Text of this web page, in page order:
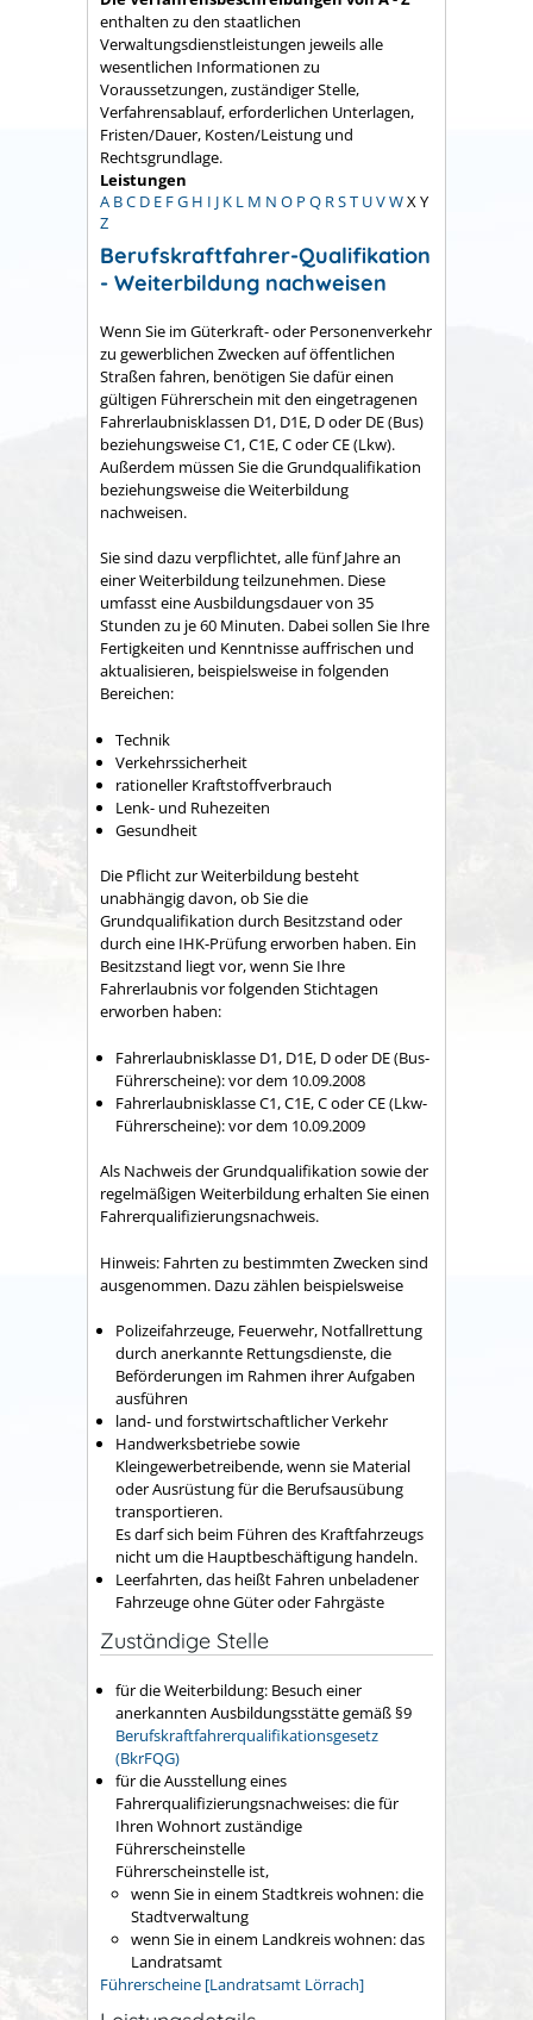
enthalten zu den staatlichen
Verwaltungsdienstleistungen jeweils alle
wesentlichen Informationen zu
Voraussetzungen, zuständiger Stelle,
Verfahrensablauf, erforderlichen Unterlagen,
Fristen/Dauer, Kosten/Leistung und
Rechtsgrundlage.
Leistungen
A BC D E FG H I J K L M N O P Q RST UVWX Y
Z
Berufskraftfahrer-Qualifikation
- Weiterbildung nachweisen
Wenn Sie im Güterkraft- oder Personenverkehr
zu gewerblichen Zwecken auf öffentlichen
Straßen fahren, benötigen Sie dafür einen
gültigen Führerschein mit den eingetragenen
Fahrerlaubnisklassen D1, D1E, D oder DE (Bus)
beziehungsweise C1, C1E, C oder CE (Lkw).
Außerdem müssen Sie die Grundqualifikation
beziehungsweise die Weiterbildung
nachweisen.
Sie sind dazu verpflichtet, alle fünf Jahre an
einer Weiterbildung teilzunehmen. Diese
umfasst eine Ausbildungsdauer von 35
Stunden zu je 60 Minuten. Dabei sollen Sie Ihre
Fertigkeiten und Kenntnisse auffrischen und
aktualisieren, beispielsweise in folgenden
Bereichen:
Technik
Verkehrssicherheit
rationeller Kraftstoffverbrauch
Lenk- und Ruhezeiten
Gesundheit
Die Pflicht zur Weiterbildung besteht
unabhängig davon, ob Sie die
Grundqualifikation durch Besitzstand oder
durch eine IHK-Prüfung erworben haben. Ein
Besitzstand liegt vor, wenn Sie Ihre
Fahrerlaubnis vor folgenden Stichtagen
erworben haben:
Fahrerlaubnisklasse D1, D1E, D oder DE (Bus-
Führerscheine): vor dem 10.09.2008
Fahrerlaubnisklasse C1, C1E, C oder CE (Lkw-
Führerscheine): vor dem 10.09.2009
Als Nachweis der Grundqualifikation sowie der
regelmäßigen Weiterbildung erhalten Sie einen
Fahrerqualifizierungsnachweis.
Hinweis: Fahrten zu bestimmten Zwecken sind
ausgenommen. Dazu zählen beispielsweise
Polizeifahrzeuge, Feuerwehr, Notfallrettung
durch anerkannte Rettungsdienste, die
Beförderungen im Rahmen ihrer Aufgaben
ausführen
land- und forstwirtschaftlicher Verkehr
Handwerksbetriebe sowie
Kleingewerbetreibende, wenn sie Material
oder Ausrüstung für die Berufsausübung
transportieren.
Es darf sich beim Führen des Kraftfahrzeugs
nicht um die Hauptbeschäftigung handeln.
Leerfahrten, das heißt Fahren unbeladener
Fahrzeuge ohne Güter oder Fahrgäste
Zuständige Stelle
für die Weiterbildung: Besuch einer
anerkannten Ausbildungsstätte gemäß §9
Berufskraftfahrerqualifikationsgesetz
(BkrFQG)
für die Ausstellung eines
Fahrerqualifizierungsnachweises: die für
Ihren Wohnort zuständige
Führerscheinstelle
Führerscheinstelle ist,
wenn Sie in einem Stadtkreis wohnen: die
Stadtverwaltung
wenn Sie in einem Landkreis wohnen: das
Landratsamt
Führerscheine [Landratsamt Lörrach]